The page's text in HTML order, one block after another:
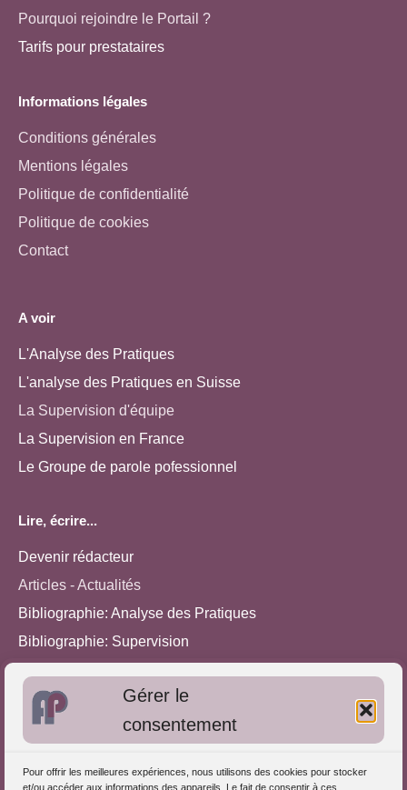
Gérer le
consentement
Pour offrir les meilleures expériences, nous utilisons des cookies pour stocker
et/ou accéder aux informations des appareils. Le fait de consentir à ces
Pourquoi rejoindre le Portail ?
Tarifs pour prestataires
Informations légales
Conditions générales
Mentions légales
Politique de confidentialité
Politique de cookies
Contact
A voir
L'Analyse des Pratiques
L'analyse des Pratiques en Suisse
La Supervision d'équipe
La Supervision en France
Le Groupe de parole pofessionnel
Lire, écrire...
Devenir rédacteur
Articles - Actualités
Bibliographie: Analyse des Pratiques
Bibliographie: Supervision
Approches de l'Analyse des pratiques